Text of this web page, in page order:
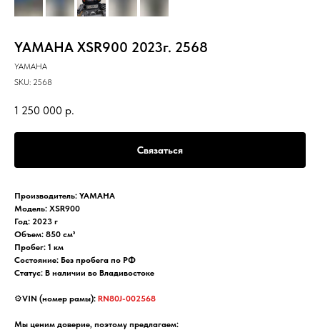
YAMAHA XSR900 2023г. 2568
YAMAHA
SKU: 2568
1 250 000 р.
Связаться
Производитель: YAMAHA
Модель: XSR900
Год: 2023 г
Объем: 850 см³
Пробег: 1 км
Состояние: Без пробега по РФ
Статус: В наличии во Владивостоке
⚙️VIN (номер рамы): RN80J-002568
Мы ценим доверие, поэтому предлагаем: